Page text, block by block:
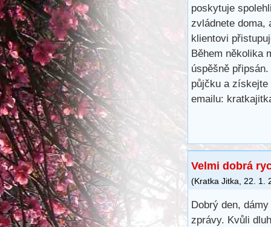
poskytuje
zvládnete doma,
klientovi
Během několika
úspěšně
půjčku a získejte
emailu:
Velmi dobrá
(Kratka Jitka 22. 1.
Dobrý den,
zprávy. Kvůli